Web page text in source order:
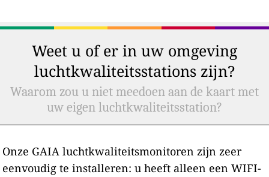
Weet u of er in uw omgeving
luchtkwaliteitsstations zijn?
Waarom zou u niet meedoen aan de kaart met
uw eigen luchtkwaliteitsstation?
Onze GAIA luchtkwaliteitsmonitoren zijn zeer
eenvoudig te installeren: u heeft alleen een WIFI-